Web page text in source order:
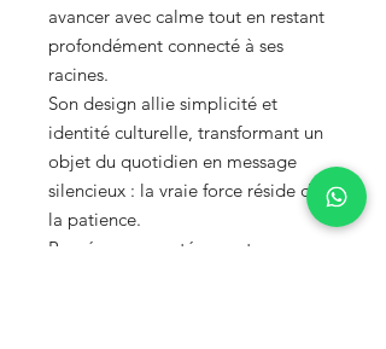
avancer avec calme tout en restant
profondément connecté à ses
racines.
Son design allie simplicité et
identité culturelle, transformant un
objet du quotidien en message
silencieux : la vraie force réside dans
la patience.
Pensée pour protéger votre